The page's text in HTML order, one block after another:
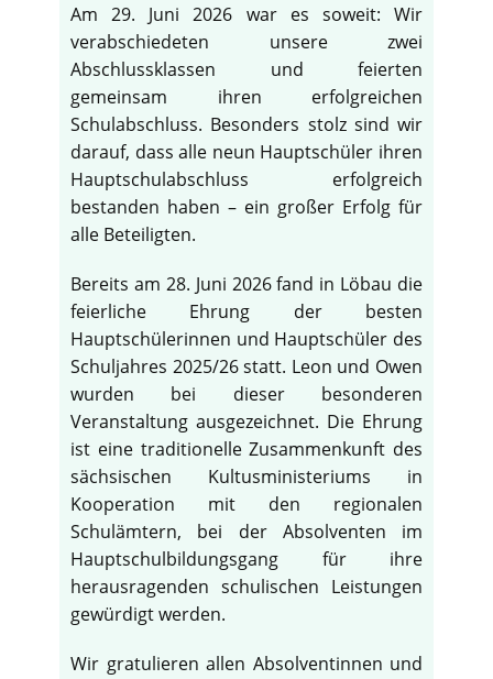
Am 29. Juni 2026 war es soweit: Wir
verabschiedeten unsere zwei
Abschlussklassen und feierten
gemeinsam ihren erfolgreichen
Schulabschluss. Besonders stolz sind wir
darauf, dass alle neun Hauptschüler ihren
Hauptschulabschluss erfolgreich
bestanden haben – ein großer Erfolg für
alle Beteiligten.
Bereits am 28. Juni 2026 fand in Löbau die
feierliche Ehrung der besten
Hauptschülerinnen und Hauptschüler des
Schuljahres 2025/26 statt. Leon und Owen
wurden bei dieser besonderen
Veranstaltung ausgezeichnet. Die Ehrung
ist eine traditionelle Zusammenkunft des
sächsischen Kultusministeriums in
Kooperation mit den regionalen
Schulämtern, bei der Absolventen im
Hauptschulbildungsgang für ihre
herausragenden schulischen Leistungen
gewürdigt werden.
Wir gratulieren allen Absolventinnen und